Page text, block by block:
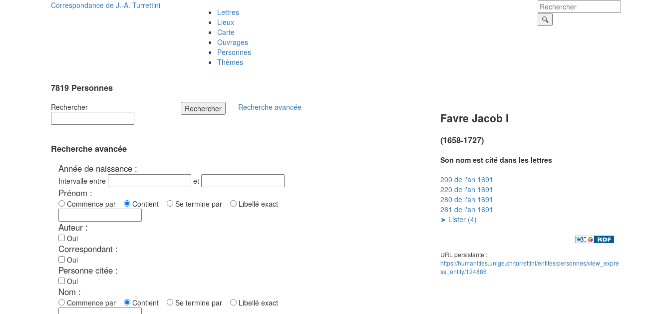
Correspondance de J.-A. Turrettini
Lettres
Lieux
Carte
Ouvrages
Personnes
Thèmes
7819 Personnes
Rechercher Rechercher Recherche avancée
Recherche avancée
Année de naissance :
Intervalle entre et
Prénom :
Commence par Contient Se termine par Libellé exact
Auteur :
Oui
Correspondant :
Oui
Personne citée :
Oui
Nom :
Commence par Contient Se termine par Libellé exact
Favre Jacob I
(1658-1727)
Son nom est cité dans les lettres
200 de l'an 1691
220 de l'an 1691
280 de l'an 1691
281 de l'an 1691
➤ Lister (4)
URL persistante :
https://humanities.unige.ch/turrettini/entites/personnes/view_expre
ss_entity/124886